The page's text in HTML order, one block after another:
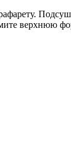
верхнюю